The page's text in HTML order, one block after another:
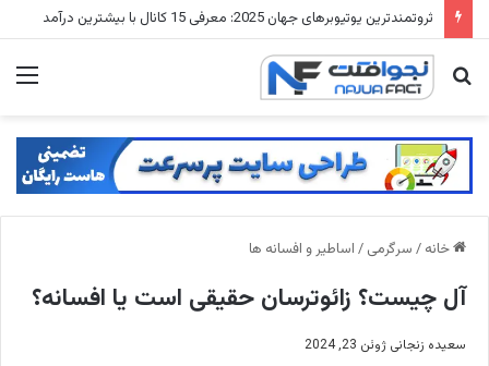
خطرناک ترین جاده های جهان: 15 جاده ای که رانندگی در آنها جنون محض است
جستجو
برای
خانه / سرگرمی / اساطیر و افسانه ها
آل چیست؟ زائوترسان حقیقی است یا افسانه؟
سعیده زنجانی ژوئن 23, 2024